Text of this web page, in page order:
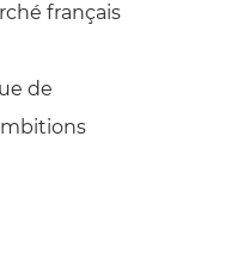
français
de